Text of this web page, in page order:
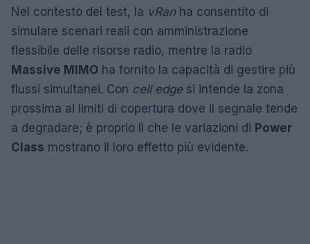
Nel contesto del test, la vRan ha consentito di
simulare scenari reali con amministrazione
flessibile delle risorse radio, mentre la radio
Massive MIMO ha fornito la capacità di gestire più
flussi simultanei. Con cell edgesi intende la zona
prossima ai limiti di copertura dove il segnale tende
a degradare; è proprio lì che le variazioni di Power
Class mostrano il loro effetto più evidente.